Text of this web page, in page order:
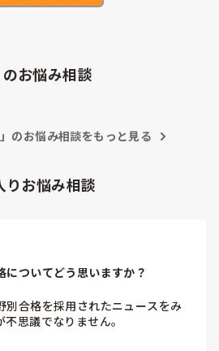
のお悩み相談
のお悩み相談をもっと見る
りお悩み相談
についてどう思いますか？
別合格を採用されたニュースをみ
思議でなりません。
の引き上げと、介護福祉士の人材確